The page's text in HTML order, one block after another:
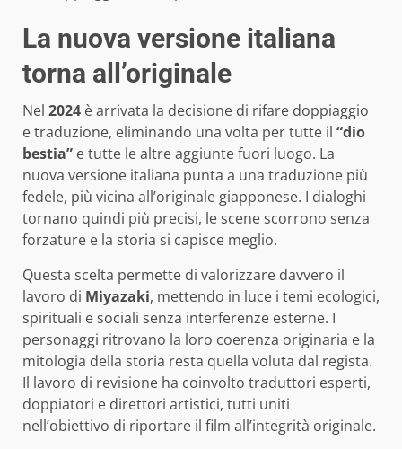
La nuova versione italiana
torna all’originale
Nel 2024 è arrivata la decisione di rifare doppiaggio
e traduzione, eliminando una volta per tutte il “dio
bestia” e tutte le altre aggiunte fuori luogo. La
nuova versione italiana punta a una traduzione più
fedele, più vicina all’originale giapponese. I dialoghi
tornano quindi più precisi, le scene scorrono senza
forzature e la storia si capisce meglio.
Questa scelta permette di valorizzare davvero il
lavoro di Miyazaki, mettendo in luce i temi ecologici,
spirituali e sociali senza interferenze esterne. I
personaggi ritrovano la loro coerenza originaria e la
mitologia della storia resta quella voluta dal regista.
Il lavoro di revisione ha coinvolto traduttori esperti,
doppiatori e direttori artistici, tutti uniti
nell’obiettivo di riportare il film all’integrità originale.